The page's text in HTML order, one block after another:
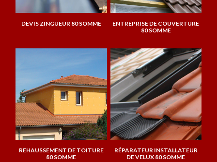
DEVIS ZINGUEUR 80 SOMME
ENTREPRISE DE COUVERTURE
80 SOMME
REHAUSSEMENT DE TOITURE
80 SOMME
RÉPARATEUR INSTALLATEUR
DE VELUX 80 SOMME